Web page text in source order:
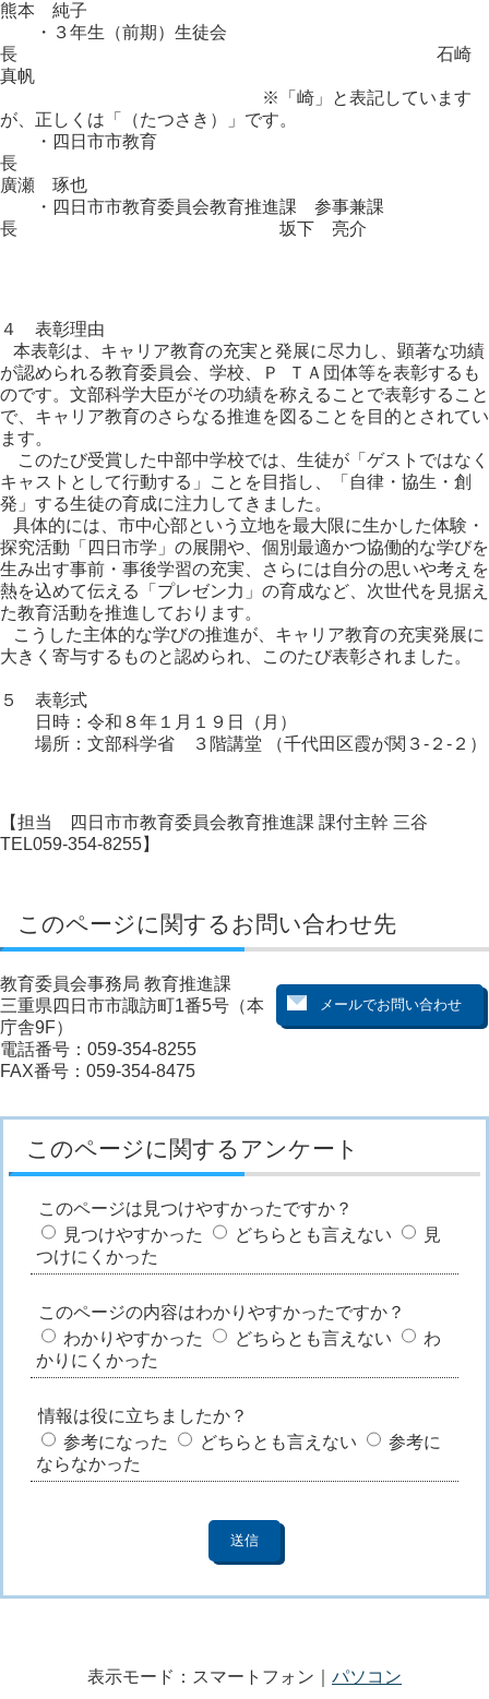
熊本 純子
・３年生（前期）生徒会
長 石崎
真帆
※「崎」と表記しています
が、正しくは「（たつさき）」です。
・四日市市教育
廣瀬 琢也
・四日市市教育委員会教育推進課 参事兼課
長 坂下 亮介
４ 表彰理由
本表彰は、キャリア教育の充実と発展に尽力し、顕著な功績
が認められる教育委員会、学校、Ｐ ＴＡ団体等を表彰するも
のです。文部科学大臣がその功績を称えることで表彰すること
で、キャリア教育のさらなる推進を図ることを目的とされてい
ます。
このたび受賞した中部中学校では、生徒が「ゲストではなく
キャストとして行動する」ことを目指し、「自律・協生・創
発」する生徒の育成に注力してきました。
具体的には、市中心部という立地を最大限に生かした体験・
探究活動「四日市学」の展開や、個別最適かつ協働的な学びを
生み出す事前・事後学習の充実、さらには自分の思いや考えを
熱を込めて伝える「プレゼン力」の育成など、次世代を見据え
た教育活動を推進しております。
こうした主体的な学びの推進が、キャリア教育の充実発展に
大きく寄与するものと認められ、このたび表彰されました。
５ 表彰式
日時：令和８年１月１９日（月）
場所：文部科学省 ３階講堂 （千代田区霞が関３-２-２）
【担当 四日市市教育委員会教育推進課 課付主幹 三谷
TEL059-354-8255】
このページに関するお問い合わせ先
教育委員会事務局 教育推進課
三重県四日市市諏訪町1番5号（本
庁舎9F）
電話番号：059-354-8255
FAX番号：059-354-8475
このページに関するアンケート
このページは見つけやすかったですか？
見つけやすかった
どちらとも言えない
見
つけにくかった
このページの内容はわかりやすかったですか？
わかりやすかった
どちらとも言えない
わ
かりにくかった
情報は役に立ちましたか？
参考になった
どちらとも言えない
参考に
ならなかった
表示モード：スマートフォン｜ パソコン